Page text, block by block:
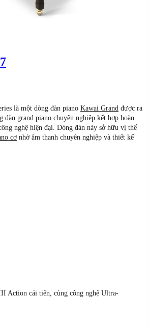
là một dòng đàn piano Kawai Grand được ra
đàn grand piano chuyên nghiệp kết hợp hoàn
nghệ hiện đại. Dòng đàn này sở hữu vị thế
cơnhờ âm thanh chuyên nghiệp và thiết kế
Action cải tiến, cùng công nghệ Ultra-
lại sự nhạy bén và độ chính xác cao cho